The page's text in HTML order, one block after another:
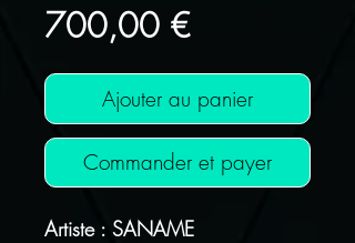
700,00 €Prix
Ajouter au panier
Commander et payer
Artiste : SANAME